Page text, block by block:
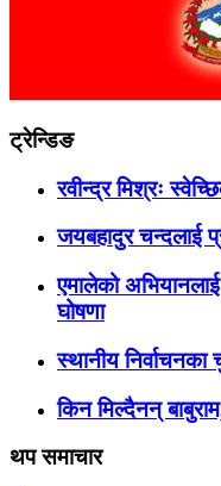
ट्रेन्डिङ
रवीन्द्र मिश्रः
जयबहादुर चन्दलाई
एमालेको अभियानलाई
घोषणा
स्थानीय
किन मिल्दैनन्
थप समाचार